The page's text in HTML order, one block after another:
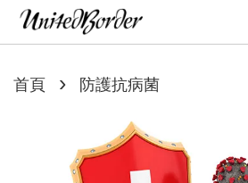
首頁 › 防護抗病菌